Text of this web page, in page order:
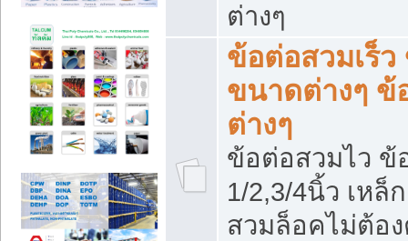
ต่างๆ
ข้อต่อสวมเร็
ขนาดต่างๆ ข้
ต่างๆ
ข้อต่อสวมไว ข้
1/2,3/4นิ้ว เหล็
สวมล็อคไม่ต้อ